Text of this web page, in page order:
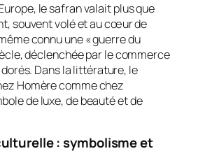
le safran valait plus que
souvent volé et au cœur de
connu une « guerre du
déclenchée par le commerce
Dans la littérature, le
Homère comme chez
de luxe, de beauté et de
: symbolisme et